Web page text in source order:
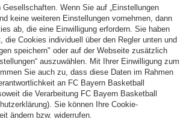
Handball Kegeln Schiedsrichter Seniorenfußball
Tischtennis